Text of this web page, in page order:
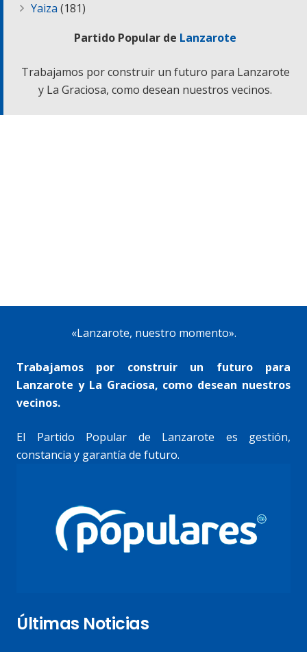
Yaiza (181)
Partido Popular de Lanzarote
Trabajamos por construir un futuro para Lanzarote
y La Graciosa, como desean nuestros vecinos.
«Lanzarote, nuestro momento».
Trabajamos por construir un futuro para
Lanzarote y La Graciosa, como desean nuestros
vecinos.
El Partido Popular de Lanzarote es gestión,
constancia y garantía de futuro.
Últimas Noticias